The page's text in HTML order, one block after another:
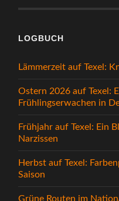
LOGBUCH
Lämmerzeit auf Texel:
Ostern 2026 auf Texel:
Frühlingserwachen in
Frühjahr auf Texel: Ein
Narzissen
Herbst auf Texel:
Saison
Grüne Routen im